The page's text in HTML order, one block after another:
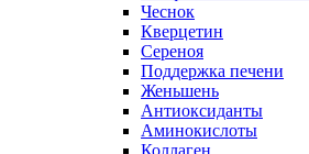
Чеснок
Кверцетин
Сереноя
Поддержка печени
Женьшень
Антиоксиданты
Аминокислоты
Коллаген